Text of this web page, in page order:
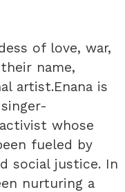
of love, war,
name,
artist.Enana is
whose
fueled by
social justice. In
nurturing a